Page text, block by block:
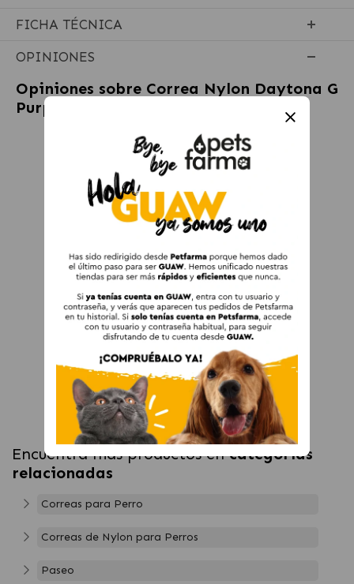
FICHA TÉCNICA
OPINIONES
Opiniones sobre Correa Nylon Daytona G
Purple para perros Ferplast
Encuentra más productos encategorías
relacionadas
Correas para Perro
Correas de Nylon para Perros
Paseo